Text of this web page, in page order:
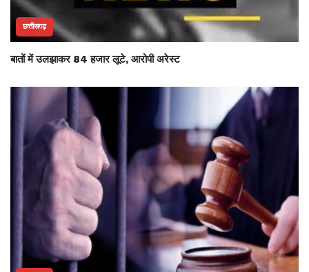
छत्तीसगढ़
बातों में उलझाकर 84 हजार लूटे, आरोपी अरेस्ट